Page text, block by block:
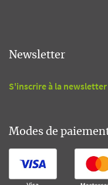
Newsletter
S'inscrire à la newsletter
Modes de